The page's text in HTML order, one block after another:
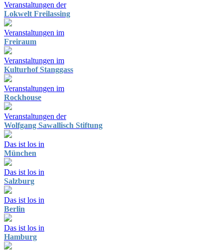
Veranstaltungen der
Lokwelt Freilassing
Veranstaltungen im
Freiraum
Veranstaltungen im
Kulturhof Stanggass
Veranstaltungen im
Rockhouse
Veranstaltungen der
Wolfgang Sawallisch Stiftung
Das ist los in
München
Das ist los in
Salzburg
Das ist los in
Berlin
Das ist los in
Hamburg